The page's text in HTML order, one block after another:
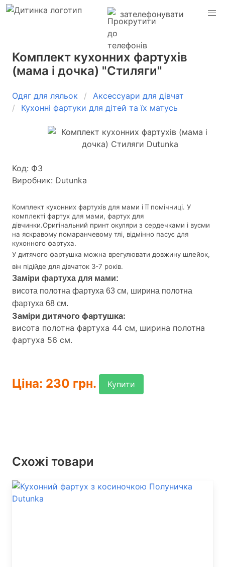
зателефонувати
Комплект кухонних фартухів
(мама і дочка) "Стиляги"
Одяг для ляльок
Аксессуари для дівчат
Кухонні фартуки для дітей та їх матусь
Код: Ф3
Виробник: Dutunka
Комплект кухонних фартухів для мами і її помічниці. У
комплекті фартух для мами, фартух для
дівчинки.Оригінальний принт окуляри з сердечками і вусми
на яскравому помаранчевому тлі, відмінно пасує для
кухонного фартуха.
У дитячого фартушка можна врегулювати довжину шлейок,
він підійде для дівчаток 3-7 років.
Заміри фартуха для мами:
висота полотна фартуха 63 см, ширина полотна
фартуха 68 см.
Заміри дитячого фартушка:
висота полотна фартуха 44 см, ширина полотна
фартуха 56 см.
Ціна: 230 грн. Купити
Схожі товари